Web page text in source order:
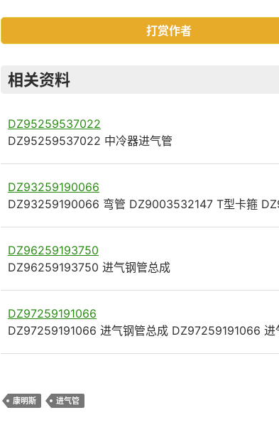
打赏作者
相关资料
DZ95259537022
DZ95259537022 中冷器进气管
DZ93259190066
DZ93259190066 弯管 DZ9003532147 T型卡箍
DZ96259193750
DZ96259193750 进气钢管总成
DZ97259191066
DZ97259191066 进气钢管总成 DZ97259191066
康明斯 进气管